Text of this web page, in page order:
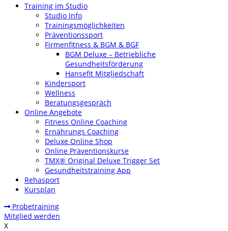
Training im Studio
Studio Info
Trainingsmöglichkeiten
Präventionssport
Firmenfitness & BGM & BGF
BGM Deluxe – Betriebliche
Gesundheitsförderung
Hansefit Mitgliedschaft
Kindersport
Wellness
Beratungsgespräch
Online Angebote
Fitness Online Coaching
Ernährungs Coaching
Deluxe Online Shop
Online Präventionskurse
TMX® Original Deluxe Trigger Set
Gesundheitstraining App
Rehasport
Kursplan
Probetraining
Mitglied werden
X